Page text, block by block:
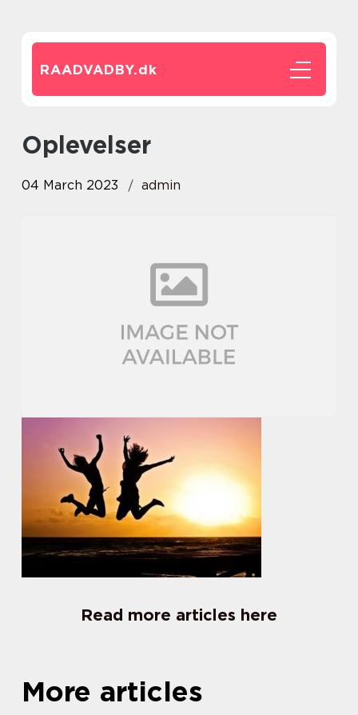
RAADVADBY.dk
oplevelser
04 March 2023 admin
Read more articles here
More articles